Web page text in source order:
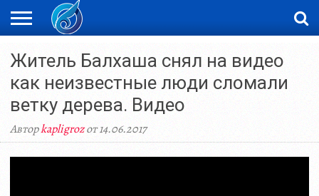
ЖАҢАЛЫҚТАР
НОВОСТИ
ВИДЕО
ФОТОРЕПОРТАЖИ
ОРКЕН
Житель Балхаша снял на видео
как неизвестные люди сломали
ветку дерева. Видео
Авторkapligrozот 14.06.2017